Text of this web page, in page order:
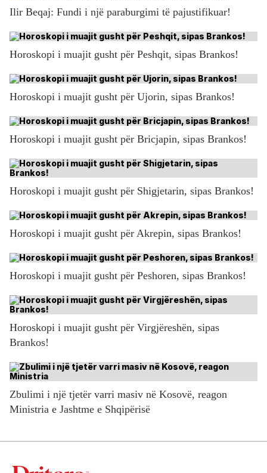
Ilir Beqaj: Fundi i një paraburgimi të pajustifikuar!
Horoskopi i muajit gusht për Peshqit, sipas Brankos!
Horoskopi i muajit gusht për Ujorin, sipas Brankos!
Horoskopi i muajit gusht për Bricjapin, sipas Brankos!
Horoskopi i muajit gusht për Shigjetarin, sipas Brankos!
Horoskopi i muajit gusht për Akrepin, sipas Brankos!
Horoskopi i muajit gusht për Peshoren, sipas Brankos!
Horoskopi i muajit gusht për Virgjëreshën, sipas
Brankos!
Zbulimi i një tjetër varri masiv në Kosovë, reagon
Ministria e Jashtme e Shqipërisë